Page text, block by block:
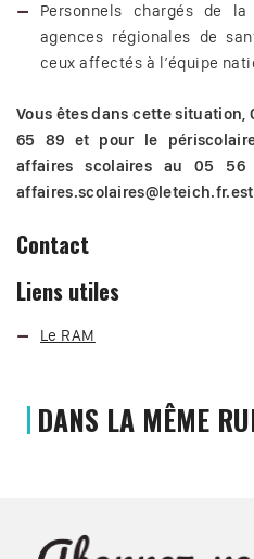
Personnels chargés de
agences régionales de
ceux affectés à l’équipe
Vous êtes dans cette situation,
65 89 et pour le
affaires scolaires au 05
affaires.scolaires@leteich.fr.est
Contact
Liens utiles
Le RAM
DANS LA MÊME